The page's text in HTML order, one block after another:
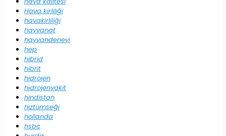
Hava kirliliği
havakirliliği
hayvanat
hayvandeneyi
hep
hibrid
hibrit
hidrojen
hidrojenyakıt
hindistan
hıztümseği
hollanda
hsbc